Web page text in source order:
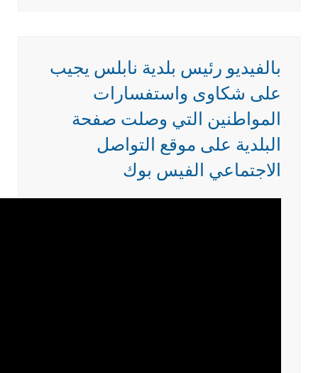
بالفيديو رئيس بلدية نابلس يجيب
على شكاوى واستفسارات
المواطنين التي وصلت صفحة
البلدية على موقع التواصل
الاجتماعي الفيس بوك